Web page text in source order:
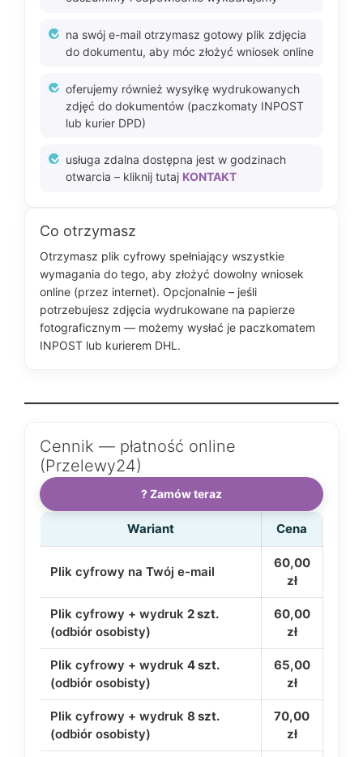
na swój e-mail otrzymasz gotowy plik zdjęcia
do dokumentu, aby móc złożyć wniosek online
oferujemy również wysyłkę wydrukowanych
zdjęć do dokumentów (paczkomaty INPOST
lub kurier DPD)
usługa zdalna dostępna jest w godzinach
otwarcia – kliknij tutaj KONTAKT
Co otrzymasz
Otrzymasz plik cyfrowy spełniający wszystkie
wymagania do tego, aby złożyć dowolny wniosek
online (przez internet). Opcjonalnie – jeśli
potrzebujesz zdjęcia wydrukowane na papierze
fotograficznym — możemy wysłać je paczkomatem
INPOST lub kurierem DHL.
Cennik — płatność online
(Przelewy24)
? Zamów teraz
Wariant Cena
Plik cyfrowy na Twój e-mail
60,00
zł
Plik cyfrowy + wydruk2 szt.
(odbiór osobisty)
60,00
zł
Plik cyfrowy + wydruk4 szt.
(odbiór osobisty)
65,00
zł
Plik cyfrowy + wydruk8 szt.
(odbiór osobisty)
70,00
zł